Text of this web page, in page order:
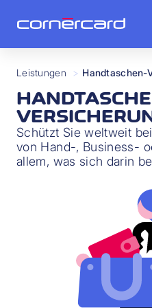
Leistungen > Handtaschen-
Schützt Sie weltweit
von Hand-, Business-
allem, was sich darin